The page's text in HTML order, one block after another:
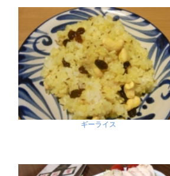
ギーライス